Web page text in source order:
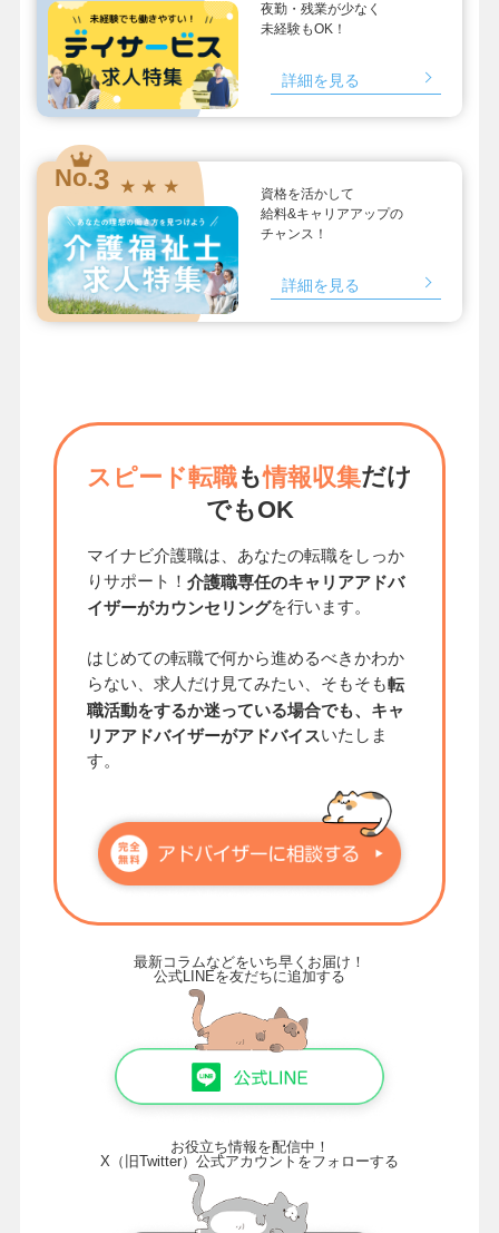
夜勤・残業が少なく
未経験もOK！
詳細を見る
No.3 ★ ★ ★
資格を活かして
給料&キャリアアップの
チャンス！
詳細を見る
スピード転職も情報収集だけ
でもOK
マイナビ介護職は、あなたの転職をしっか
りサポート！ 介護職専任のキャリアアドバ
イザーがカウンセリングを行います。
はじめての転職で何から進めるべきかわか
らない、求人だけ見てみたい、そもそも転
職活動をするか迷っている場合でも、キャ
リアアドバイザーがアドバイスいたしま
す。
最新コラムなどをいち早くお届け！
公式LINEを友だちに追加する
お役立ち情報を配信中！
X（旧Twitter）公式アカウントをフォローする